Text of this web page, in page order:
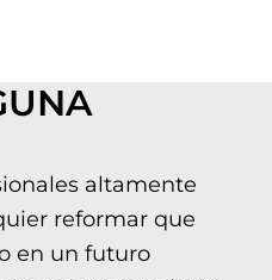
altamente
reformar que
en un futuro